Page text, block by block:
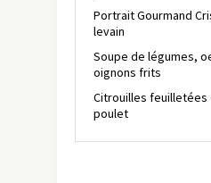
Portrait Gourmand
levain
Soupe de légumes,
oignons frits
Citrouilles feuilletées
poulet